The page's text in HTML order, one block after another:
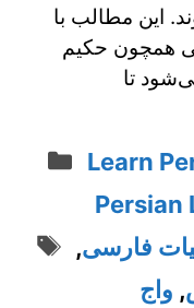
این مطالب با
همچون حکیم
Learn
Persian
Tags
فارسی,
, واج